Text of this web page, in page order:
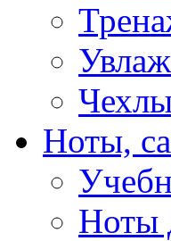
Ноты,
Ноты